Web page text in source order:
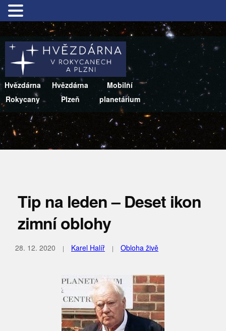
Hvězdárna
Rokycany
Hvězdárna
Plzeň
Mobilní
planetárium
Tip na leden – Deset ikon
zimní oblohy
28. 12. 2020 Karel Halíř Obloha živě